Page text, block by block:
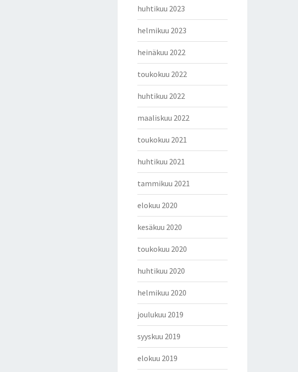
huhtikuu 2023
helmikuu 2023
heinäkuu 2022
toukokuu 2022
huhtikuu 2022
maaliskuu 2022
toukokuu 2021
huhtikuu 2021
tammikuu 2021
elokuu 2020
kesäkuu 2020
toukokuu 2020
huhtikuu 2020
helmikuu 2020
joulukuu 2019
syyskuu 2019
elokuu 2019